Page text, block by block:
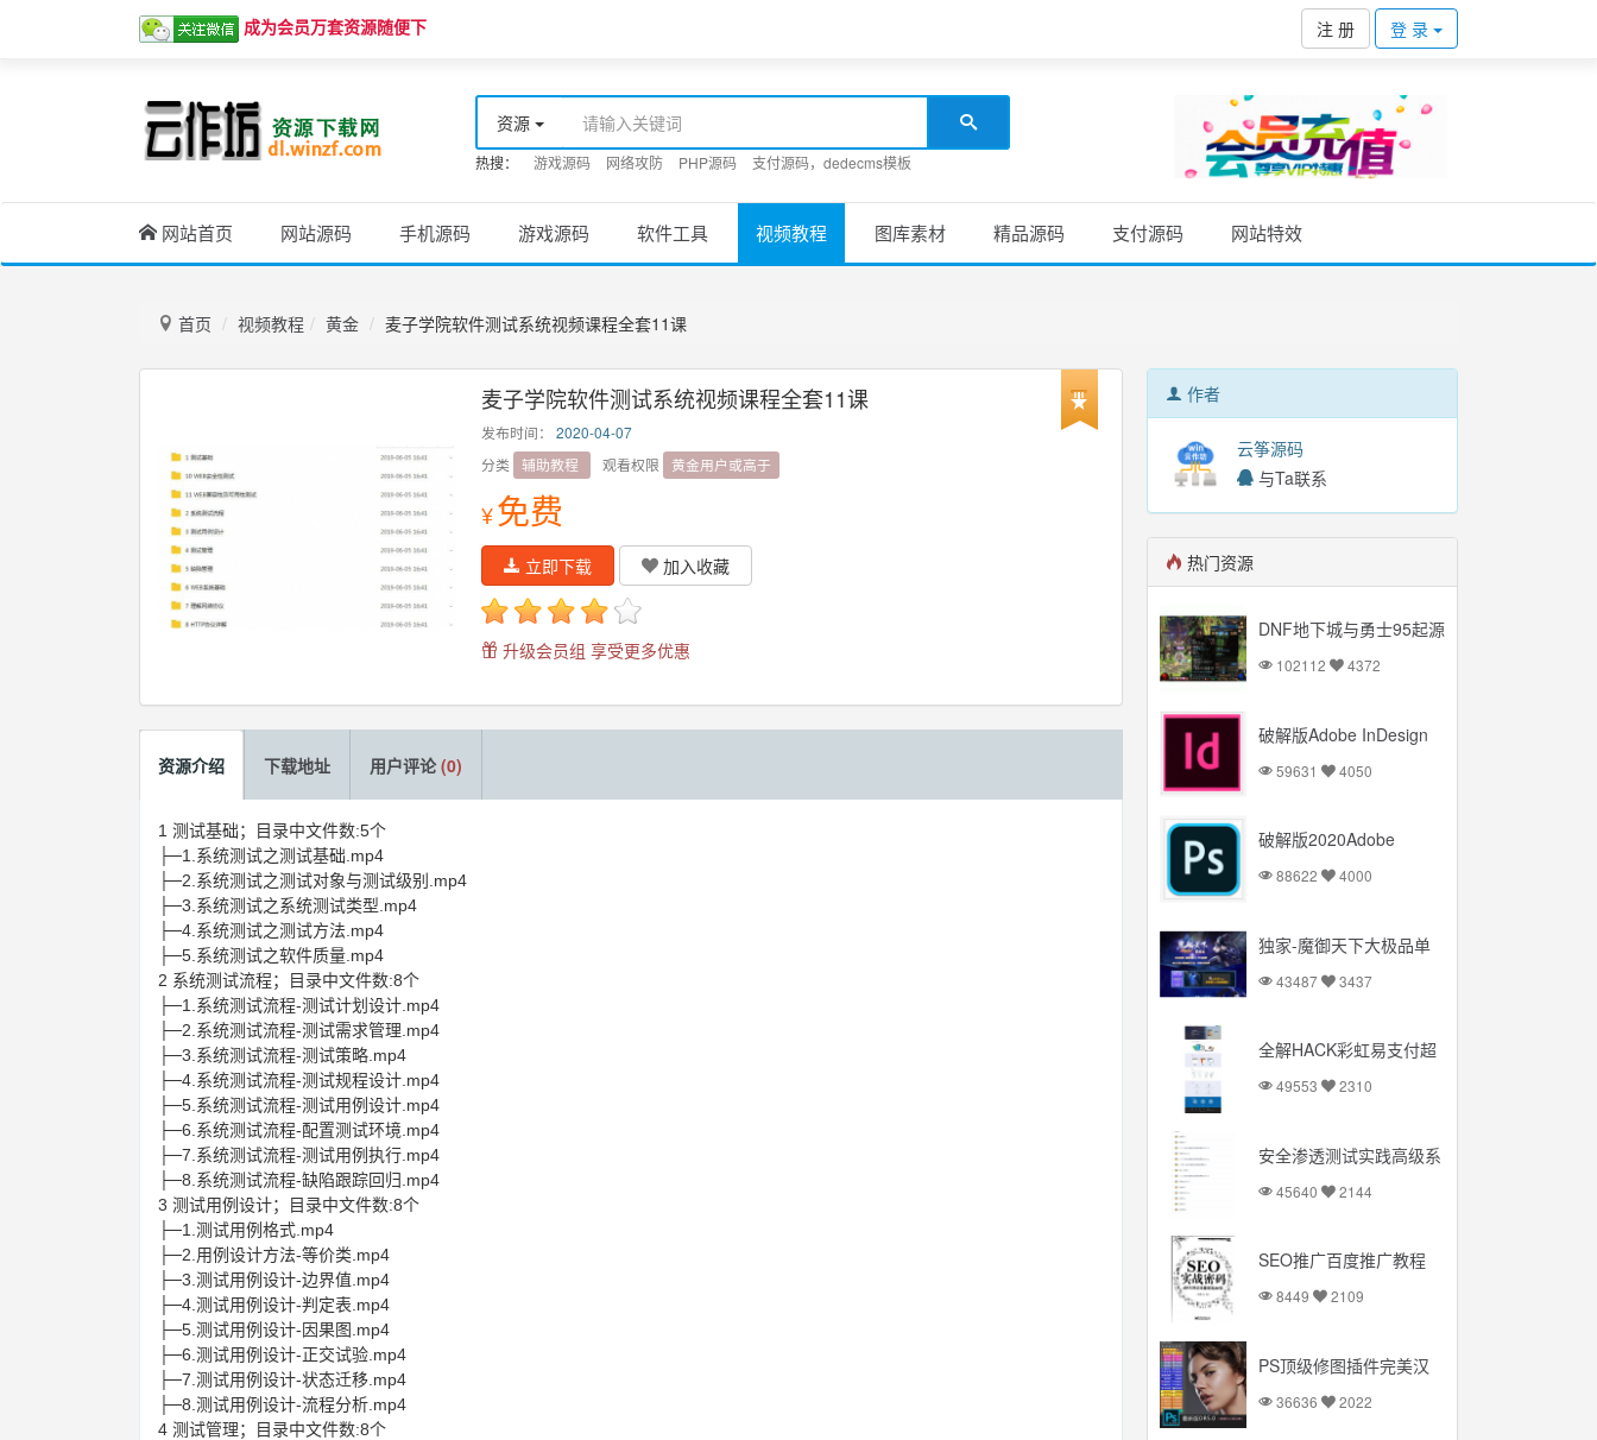
成为会员万套资源随便下 注 册 登 录
资源
热搜： 游戏源码 网络攻防 PHP源码 支付源码，dedecms模板
网站首页 网站源码 手机源码 游戏源码 软件工具 视频教程 图库素材 精品源码 支付源码 网站特效
首页 视频教程 黄金 麦子学院软件测试系统视频课程全套11课
麦子学院软件测试系统视频课程全套11课
发布时间：
2020-04-07
分类
辅助教程 观看权限 黄金用户或高于
¥免费
立即下载 加入收藏
升级会员组 享受更多优惠
资源介绍 下载地址 用户评论(0)
1 测试基础；目录中文件数:5个
├─1.系统测试之测试基础.mp4
├─2.系统测试之测试对象与测试级别.mp4
├─3.系统测试之系统测试类型.mp4
├─4.系统测试之测试方法.mp4
├─5.系统测试之软件质量.mp4
2 系统测试流程；目录中文件数:8个
├─1.系统测试流程-测试计划设计.mp4
├─2.系统测试流程-测试需求管理.mp4
├─3.系统测试流程-测试策略.mp4
├─4.系统测试流程-测试规程设计.mp4
├─5.系统测试流程-测试用例设计.mp4
├─6.系统测试流程-配置测试环境.mp4
├─7.系统测试流程-测试用例执行.mp4
├─8.系统测试流程-缺陷跟踪回归.mp4
3 测试用例设计；目录中文件数:8个
├─1.测试用例格式.mp4
├─2.用例设计方法-等价类.mp4
├─3.测试用例设计-边界值.mp4
├─4.测试用例设计-判定表.mp4
├─5.测试用例设计-因果图.mp4
├─6.测试用例设计-正交试验.mp4
├─7.测试用例设计-状态迁移.mp4
├─8.测试用例设计-流程分析.mp4
4 测试管理；目录中文件数:8个
作者
云筝源码
与Ta联系
热门资源
DNF地下城与勇士95起源
版本【云库端+VM一键
端】台服95起源网游可联
102112 4372
破解版Adobe InDesign
国语言
59631 4050
破解版2020Adobe
Photoshop
Mac+Windows 多国语言
88622 4000
独家-魔御天下大极品单
力_PK超爽【Gom引擎】
43487 3437
全解HACK彩虹易支付超
完整源码
49553 2310
安全渗透测试实践高级系
45640 2144
SEO推广百度推广教程
SEO排名
8449 2109
PS顶级修图插件完美汉
方便36636 2022